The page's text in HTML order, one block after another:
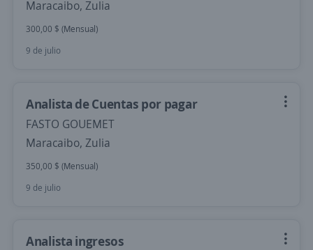
Maracaibo, Zulia
300,00 $ (Mensual)
9 de julio
Analista de Cuentas por pagar
FASTO GOUEMET
Maracaibo, Zulia
350,00 $ (Mensual)
9 de julio
Analista ingresos